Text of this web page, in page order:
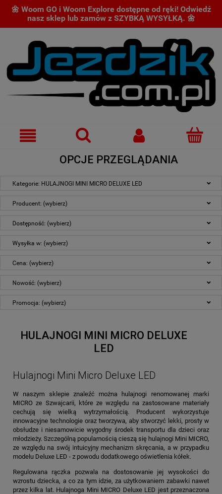
🌼 Woom GO i Woom Explore dostępne od ręki! Odwiedź
nasz sklep lub zamów z SZYBKĄ WYSYŁKĄ. 🌼
OPCJE PRZEGLĄDANIA
Kategorie: HULAJNOGI MINI MICRO DELUXE LED
Producent: (wybierz)
Dostępność: (wybierz)
Wysyłka w: (wybierz)
Cena: (wybierz)
Nowość: (wybierz)
Promocja: (wybierz)
HULAJNOGI MINI MICRO DELUXE
LED
Hulajnogi Mini Micro Deluxe LED
W naszym sklepie znaleźć można hulajnogi renomowanej marki
MICRO ze Szwajcarii, które ze względu na zastosowane materiały
cechują się wielką wytrzymałością. Producent wykorzystuje
innowacyjne technologie oraz tworzywa, aby stworzyć lekki, prosty w
obsłudze i niesamowicie wygodny środek transportu dla dzieci oraz
młodzieży. Szczególną popularnością cieszą się hulajnogi Mini MICRO,
ze względu na swój intuicyjny mechanizm skręcania, a w przypadku
modelu Deluxe LED - z powodu dodatkowego oświetlenia kółek.
Regulowana rączka pozwala na dostosowanie jej wysokości do
wzrostu dziecka, a co za tym idzie, za użytkowaniem zabawki nawet
przez kilka lat. Hulajnoga Mini MICRO Deluxe LED jest przeznaczona